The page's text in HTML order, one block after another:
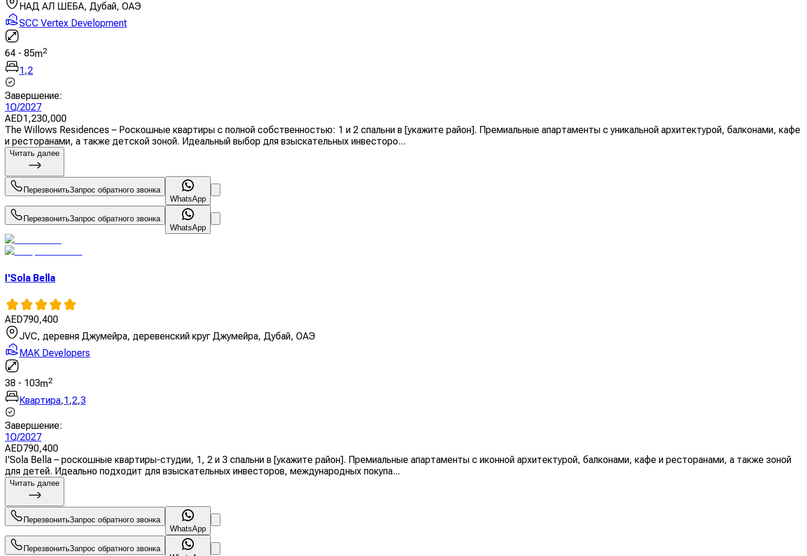
НАД АЛ ШЕБА, Дубай, ОАЭ
SCC Vertex Development
64 - 85m2
1,2
Завершение:
1Q/2027
AED1,230,000
The Willows Residences – Роскошные квартиры с полной собственностью: 1 и 2 спальни в [укажите район]. Премиальные апартаменты с уникальной архитектурой, балконами, кафе
и ресторанами, а также детской зоной. Идеальный выбор для взыскательных инвесторо...
Читать далее
ПерезвонитьЗапрос обратного звонка
WhatsApp
ПерезвонитьЗапрос обратного звонка
WhatsApp
I'Sola Bella
AED790,400
JVC, деревня Джумейра, деревенский круг Джумейра, Дубай, ОАЭ
MAK Developers
38 - 103m2
Квартира,1,2,3
Завершение:
1Q/2027
AED790,400
I'Sola Bella – роскошные квартиры-студии, 1, 2 и 3 спальни в [укажите район]. Премиальные апартаменты с иконной архитектурой, балконами, кафе и ресторанами, а также зоной
для детей. Идеально подходит для взыскательных инвесторов, международных покупа...
Читать далее
ПерезвонитьЗапрос обратного звонка
WhatsApp
ПерезвонитьЗапрос обратного звонка